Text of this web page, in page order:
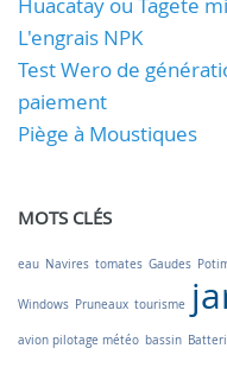
L'engrais NPK
Test Wero de
paiement
Piège à Moustiques
MOTS CLÉS
eau Navires tomates Gaudes
Windows Pruneaux tourisme
avion pilotage météo bassin